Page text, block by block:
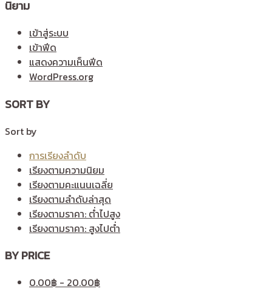
นิยาม
เข้าสู่ระบบ
เข้าฟีด
แสดงความเห็นฟีด
WordPress.org
SORT BY
Sort by
การเรียงลำดับ
เรียงตามความนิยม
เรียงตามคะแนนเฉลี่ย
เรียงตามลำดับล่าสุด
เรียงตามราคา: ต่ำไปสูง
เรียงตามราคา: สูงไปต่ำ
BY PRICE
0.00฿ - 20.00฿